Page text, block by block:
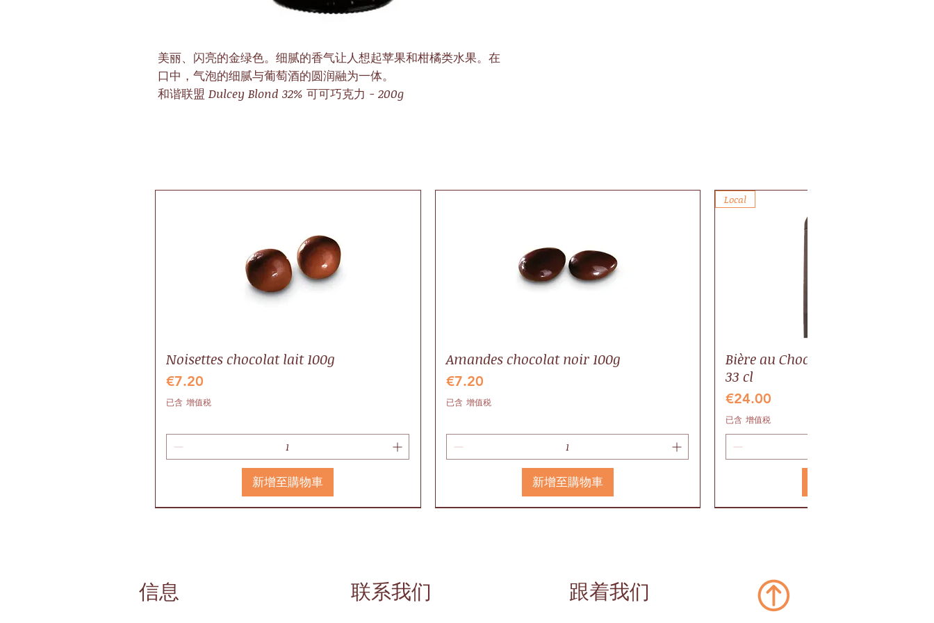
美丽、闪亮的金绿色。细腻的香气让人想起苹果和柑橘类水果。在
口中，气泡的细腻与葡萄酒的圆润融为一体。
和谐联盟 Dulcey Blond 32% 可可巧克力 - 200g
Noisettes chocolat lait 100g
價格
€7.20
已含 增值税
新增至購物車
Amandes chocolat noir 100g
價格
€7.20
已含 增值税
新增至購物車
Local
Bière au Chocolat BIO, pack 6
33 cl
價格
€24.00
已含 增值税
信息 联系我们 跟着我们